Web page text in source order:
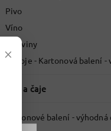
Pivo
Víno
Lihoviny
Nápoje - Kartonová balení -
Káva a čaje
Kartonové balení - výhodná
×